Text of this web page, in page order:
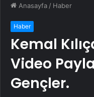
Anasayfa / Haber
Haber
Kemal
Video
Gençler.